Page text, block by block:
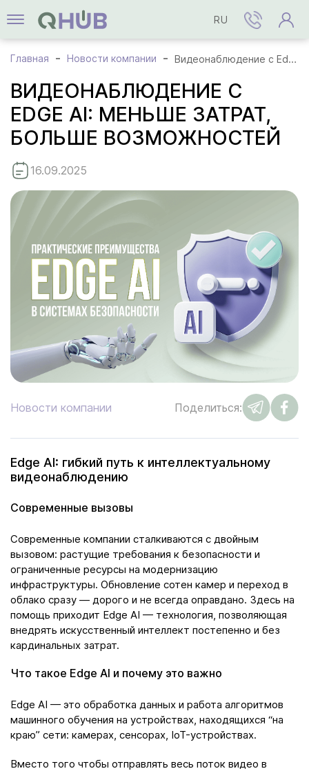
RU
Главная Новости компании Видеонаблюдение с Edge AI: меньше затрат, больше возможностей
ВИДЕОНАБЛЮДЕНИЕ С
EDGE AI: МЕНЬШЕ ЗАТРАТ,
БОЛЬШЕ ВОЗМОЖНОСТЕЙ
16.09.2025
Новости компании Поделиться:
Edge AI: гибкий путь к интеллектуальному
видеонаблюдению
Современные вызовы
Современные компании сталкиваются с двойным
вызовом: растущие требования к безопасности и
ограниченные ресурсы на модернизацию
инфраструктуры. Обновление сотен камер и переход в
облако сразу — дорого и не всегда оправдано. Здесь на
помощь приходит Edge AI — технология, позволяющая
внедрять искусственный интеллект постепенно и без
кардинальных затрат.
Что такое Edge AI и почему это важно
Edge AI — это обработка данных и работа алгоритмов
машинного обучения на устройствах, находящихся “на
краю” сети: камерах, сенсорах, IoT-устройствах.
Вместо того чтобы отправлять весь поток видео в